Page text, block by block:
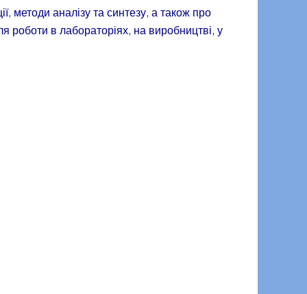
методи аналізу та синтезу, а також про
роботи в лабораторіях, на виробництві, у